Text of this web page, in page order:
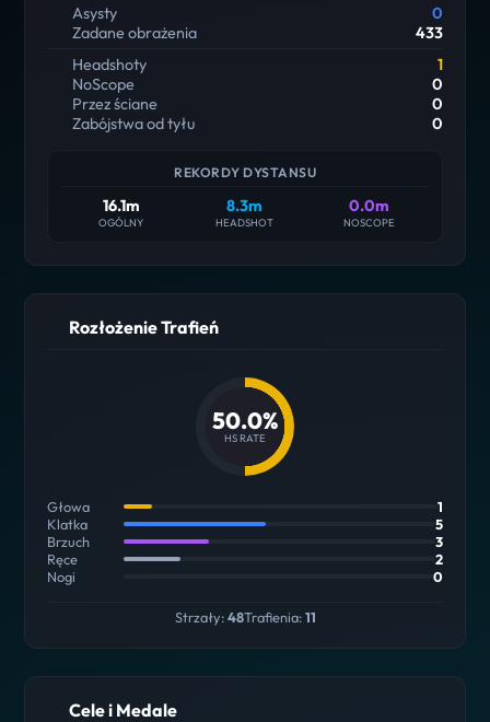
Asysty
0
Zadane obrażenia
433
Headshoty
1
NoScope
0
Przez ściane
0
Zabójstwa od tyłu
0
REKORDY DYSTANSU
16.1m
OGÓLNY
8.3m
HEADSHOT
0.0m
NOSCOPE
Rozłożenie Trafień
50.0%
HS RATE
Głowa
1
Klatka
5
Brzuch
3
Ręce
2
Nogi
0
Strzały:48Trafienia:11
Cele i Medale